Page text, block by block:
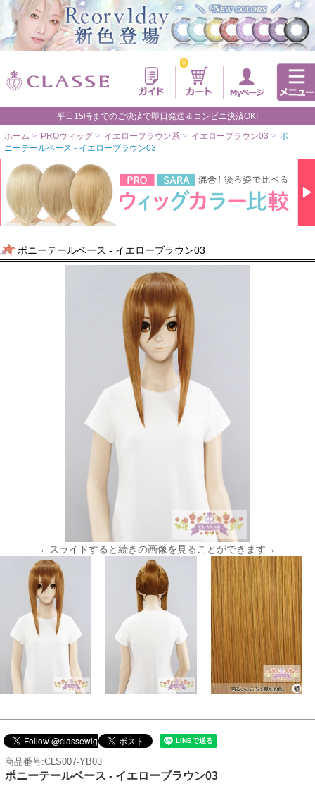
0
平日15時までのご決済で即日発送＆コンビニ決済OK!
ホーム > PROウィッグ > イエローブラウン系 > イエローブラウン03 > ポ
ニーテールベース - イエローブラウン03
ポニーテールベース - イエローブラウン03
←スライドすると続きの画像を見ることができます→
商品番号:CLS007-YB03
ポニーテールベース - イエローブラウン03